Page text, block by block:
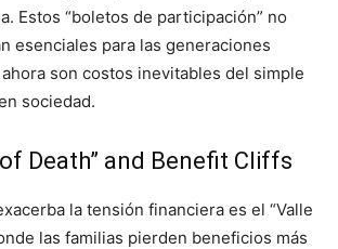
Estos “boletos de participación” no
esenciales para las generaciones
son costos inevitables del simple
sociedad.
Death” and Benefit Cliffs
la tensión financiera es el “Valle
las familias pierden beneficios más